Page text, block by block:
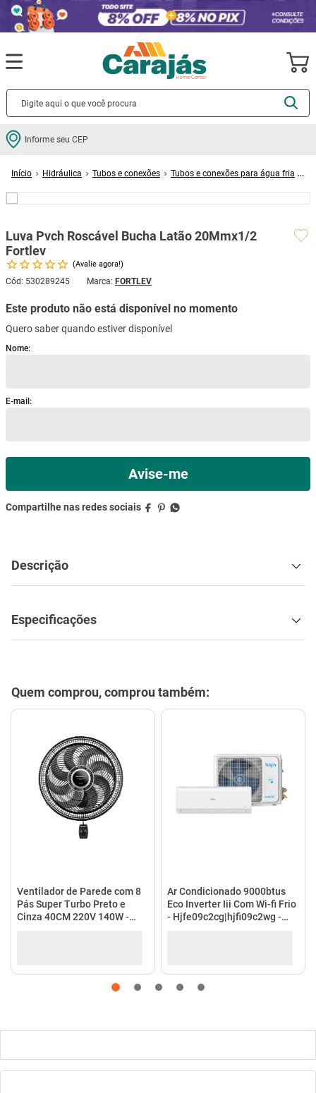
Informe seu CEP
Hidráulica Tubos e conexões
Tubos e conexões para água fria
Luva Pvch Roscável Bucha Latão 20Mmx1/2
Fortlev
Avalie agora!
Cód: 530289245 FORTLEV
Este produto não está disponível no momento
Quero saber quando estiver disponível
Descrição
Especificações
Quem comprou, comprou também:
Ventilador de Parede com 8
Pás Super Turbo Preto e
Cinza 40CM 220V 140W -
Ar Condicionado 9000btus
Eco Inverter Iii Com Wi-fi Frio
- Hjfe09c2cg|hjfi09c2wg -
Termos mais buscados
2º porcelanato
5º
6º vaso sanitário
8º cadeira
9º mesa
10